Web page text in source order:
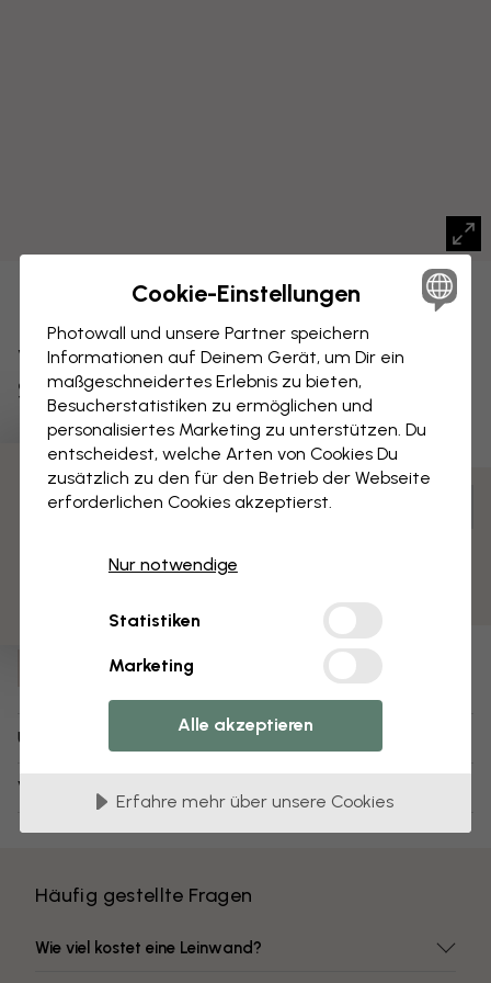
Verschlungener Dschungel –
Schwarz-Weiß
LEINWANDBILD
Anpassen und bestellen
Matte Oberfläche
Über das Design
Versand und Retouren
Häufig gestellte Fragen
Wie viel kostet eine Leinwand?
Cookie-Einstellungen
Photowall und unsere Partner speichern
Informationen auf Deinem Gerät, um Dir ein
maßgeschneidertes Erlebnis zu bieten,
Besucherstatistiken zu ermöglichen und
personalisiertes Marketing zu unterstützen. Du
entscheidest, welche Arten von Cookies Du
zusätzlich zu den für den Betrieb der Webseite
erforderlichen Cookies akzeptierst.
Nur notwendige
Statistiken
Marketing
Alle akzeptieren
Erfahre mehr über unsere Cookies